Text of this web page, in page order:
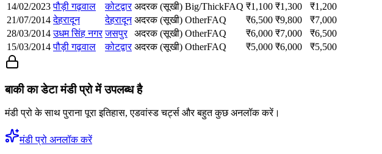
14/02/2023 पौड़ी गढ़वाल कोटद्वार अदरक (सूखी) Big/ThickFAQ ₹1,100 ₹1,300 ₹1,200
21/07/2014 देहरादून देहरादून अदरक (सूखी) OtherFAQ ₹6,500 ₹9,800 ₹7,000
28/03/2014 उधम सिंह नगर जसपुर अदरक (सूखी) OtherFAQ ₹6,000 ₹7,000 ₹6,500
15/03/2014 पौड़ी गढ़वाल कोटद्वार अदरक (सूखी) OtherFAQ ₹5,000 ₹6,000 ₹5,500
बाकी का डेटा मंडी प्रो में उपलब्ध है
मंडी प्रो के साथ पुराना पूरा इतिहास, एडवांस्ड चर्ट्स और बहुत कुछ अनलॉक करें।
मंडी प्रो अनलॉक करें